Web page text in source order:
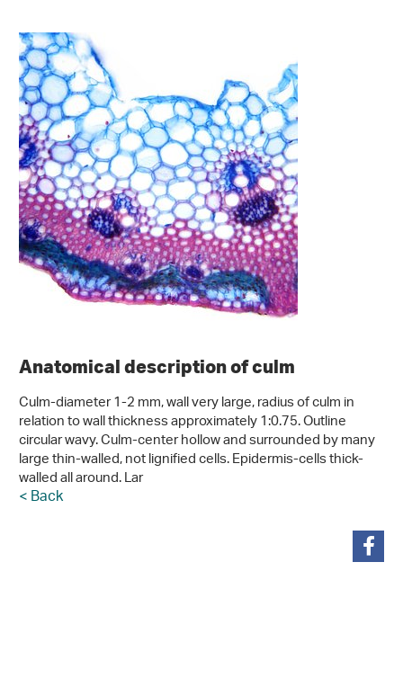
Anatomical description of culm
Culm-diameter 1-2 mm, wall very large, radius of culm in
relation to wall thickness approximately 1:0.75. Outline
circular wavy. Culm-center hollow and surrounded by many
large thin-walled, not lignified cells. Epidermis-cells thick-
walled all around. Lar
< Back